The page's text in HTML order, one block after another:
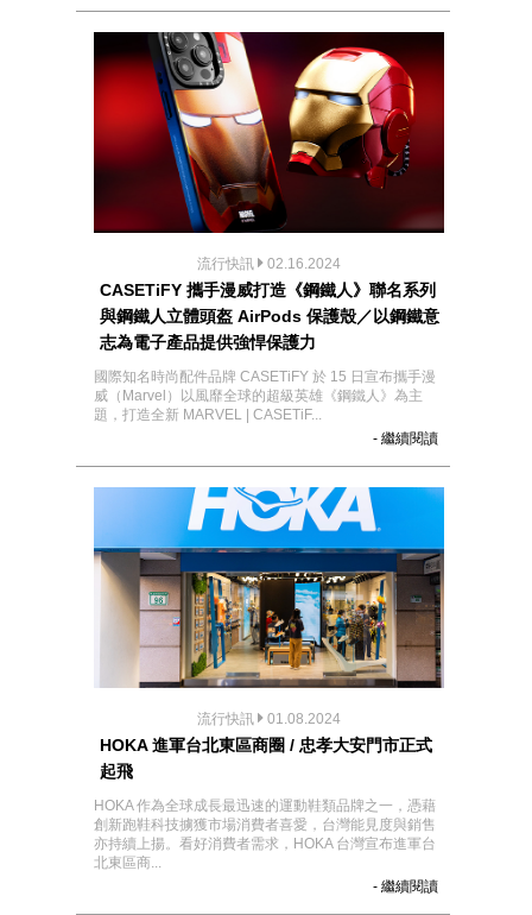
流行快訊 02.16.2024
CASETiFY 攜手漫威打造《鋼鐵人》聯名系列
與鋼鐵人立體頭盔 AirPods 保護殼／以鋼鐵意
志為電子產品提供強悍保護力
國際知名時尚配件品牌 CASETiFY 於 15 日宣布攜手漫
威（Marvel）以風靡全球的超級英雄《鋼鐵人》為主
題，打造全新 MARVEL | CASETiF...
- 繼續閱讀
流行快訊 01.08.2024
HOKA 進軍台北東區商圈 / 忠孝大安門市正式
起飛
HOKA 作為全球成長最迅速的運動鞋類品牌之一，憑藉
創新跑鞋科技擄獲市場消費者喜愛，台灣能見度與銷售
亦持續上揚。看好消費者需求，HOKA 台灣宣布進軍台
北東區商...
- 繼續閱讀